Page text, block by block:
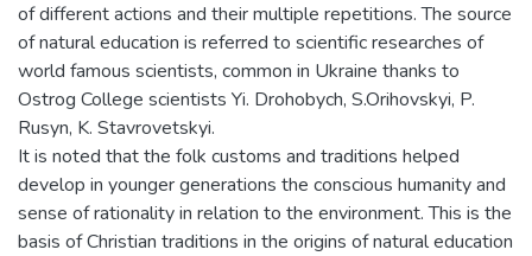
of different actions and their multiple repetitions. The source
of natural education is referred to scientific researches of
world famous scientists, common in Ukraine thanks to
Ostrog College scientists Yi. Drohobych, S.Orihovskyi, P.
Rusyn, K. Stavrovetskyi.
It is noted that the folk customs and traditions helped
develop in younger generations the conscious humanity and
sense of rationality in relation to the environment. This is the
basis of Christian traditions in the origins of natural education